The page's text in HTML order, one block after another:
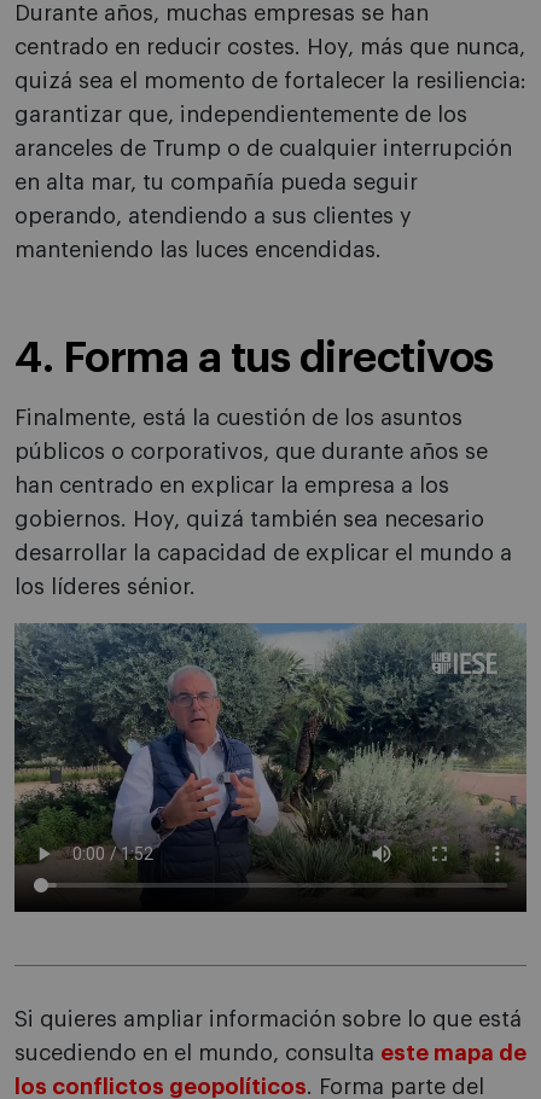
Durante años, muchas empresas se han
centrado en reducir costes. Hoy, más que nunca,
quizá sea el momento de fortalecer la resiliencia:
garantizar que, independientemente de los
aranceles de Trump o de cualquier interrupción
en alta mar, tu compañía pueda seguir
operando, atendiendo a sus clientes y
manteniendo las luces encendidas.
4. Forma a tus directivos
Finalmente, está la cuestión de los asuntos
públicos o corporativos, que durante años se
han centrado en explicar la empresa a los
gobiernos. Hoy, quizá también sea necesario
desarrollar la capacidad de explicar el mundo a
los líderes sénior.
Si quieres ampliar información sobre lo que está
sucediendo en el mundo, consulta este mapa de
los conflictos geopolíticos. Forma parte del